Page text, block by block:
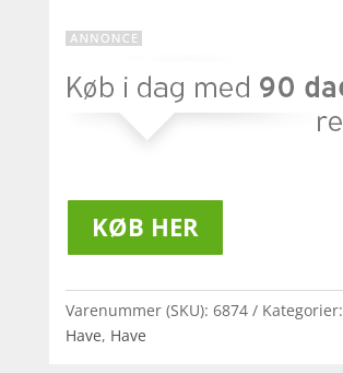
KØB HER
Varenummer (SKU): 6874 Kategorier:
Have, Have